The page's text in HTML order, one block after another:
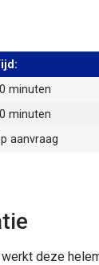
minuten
minuten
aanvraag
deze